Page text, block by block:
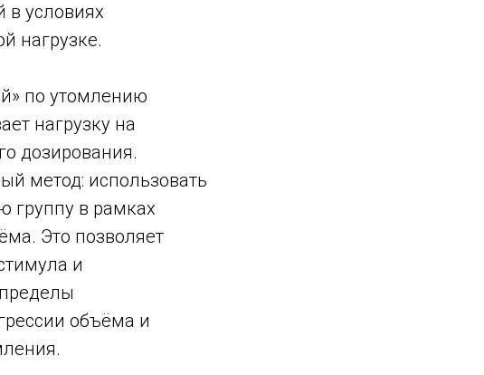
в условиях
нагрузке.
по утомлению
нагрузку на
дозирования.
метод: использовать
группу в рамках
Это позволяет
и
объёма и